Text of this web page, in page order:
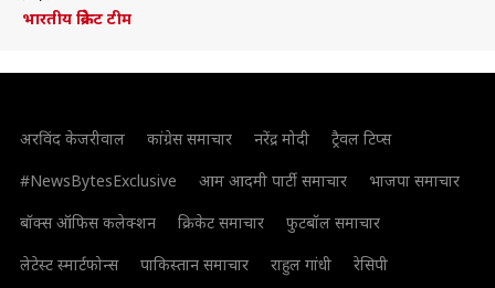
भारतीय क्रिकेट टीम
अरविंद केजरीवाल कांग्रेस समाचार नरेंद्र मोदी
ट्रैवल टिप्स
#NewsBytesExclusive
आम आदमी पार्टी समाचार
भाजपा समाचार
बॉक्स ऑफिस कलेक्शन
क्रिकेट समाचार
फुटबॉल समाचार
लेटेस्ट स्मार्टफोन्स
पाकिस्तान समाचार राहुल गांधी रेसिपी